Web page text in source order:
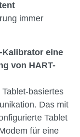
immer
Kalibrator eine
von HART-
basiertes
Das mit
Tablet
für eine